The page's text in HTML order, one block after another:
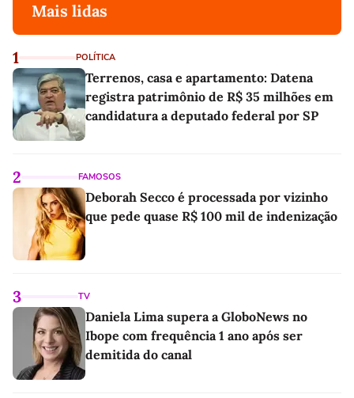
Mais lidas
1 POLÍTICA
Terrenos, casa e apartamento: Datena
registra patrimônio de R$ 35 milhões em
candidatura a deputado federal por SP
2 FAMOSOS
Deborah Secco é processada por vizinho
que pede quase R$ 100 mil de indenização
3 TV
Daniela Lima supera a GloboNews no
Ibope com frequência 1 ano após ser
demitida do canal